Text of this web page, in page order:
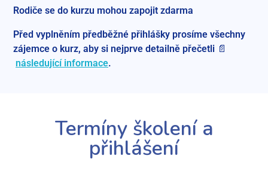
Rodiče se do kurzu mohou zapojit zdarma
Před vyplněním předběžné přihlášky prosíme všechny
zájemce o kurz, aby si nejprve detailně přečetli 📄
následující informace.
Termíny školení a
přihlášení